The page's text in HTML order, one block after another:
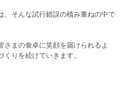
、そんな試行錯誤の積み重ねの中で
さまの食卓に笑顔を届けられるよ
りを続けていきます。